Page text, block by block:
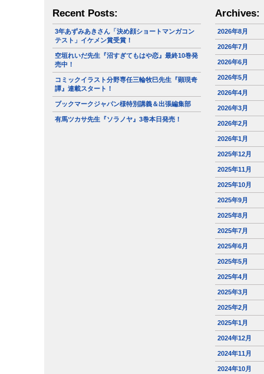
Recent Posts:
3年あずみあきさん「決め顔ショートマンガコン
テスト」イケメン賞受賞！
空垣れいだ先生『沼すぎてもはや恋』最終10巻発
売中！
コミックイラスト分野専任三輪牧巳先生『顕現奇
譚』連載スタート！
ブックマークジャパン様特別講義＆出張編集部
有馬ツカサ先生『ソラノヤ』3巻本日発売！
Archives:
2026年8月
2026年7月
2026年6月
2026年5月
2026年4月
2026年3月
2026年2月
2026年1月
2025年12月
2025年11月
2025年10月
2025年9月
2025年8月
2025年7月
2025年6月
2025年5月
2025年4月
2025年3月
2025年2月
2025年1月
2024年12月
2024年11月
2024年10月